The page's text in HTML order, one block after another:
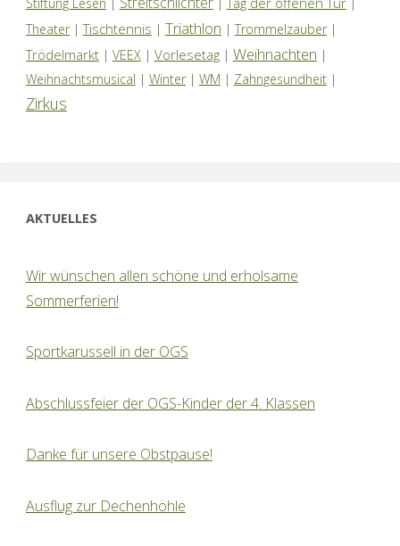
Theater|Tischtennis | Triathlon | Trommelzauber|
Trödelmarkt| VEEX | Vorlesetag| Weihnachten |
Weihnachtsmusical | Winter| WM | Zahngesundheit|
Zirkus
AKTUELLES
Wir wünschen allen schöne und erholsame
Sommerferien!
Sportkarussell in der OGS
Abschlussfeier der OGS-Kinder der 4. Klassen
Danke für unsere Obstpause!
Ausflug zur Dechenhöhle